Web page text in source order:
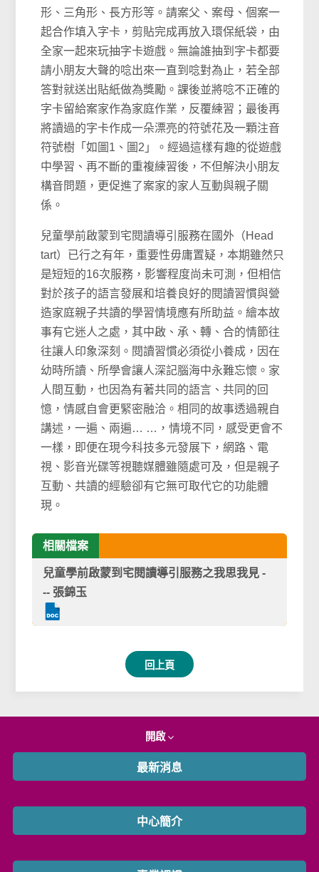
形、三角形、長方形等。請案父、案母、個案一
起合作填入字卡，剪貼完成再放入環保紙袋，由
全家一起來玩抽字卡遊戲。無論誰抽到字卡都要
請小朋友大聲的唸出來一直到唸對為止，若全部
答對就送出貼紙做為獎勵。課後並將唸不正確的
字卡留給案家作為家庭作業，反覆練習；最後再
將讀過的字卡作成一朵漂亮的符號花及一顆注音
符號樹「如圖1、圖2」。經過這樣有趣的從遊戲
中學習、再不斷的重複練習後，不但解決小朋友
構音問題，更促進了案家的家人互動與親子關
係。
兒童學前啟蒙到宅閱讀導引服務在國外（Head
tart）已行之有年，重要性毋庸置疑，本期雖然只
是短短的16次服務，影響程度尚未可測，但相信
對於孩子的語言發展和培養良好的閱讀習慣與營
造家庭親子共讀的學習情境應有所助益。繪本故
事有它迷人之處，其中啟、承、轉、合的情節往
往讓人印象深刻。閱讀習慣必須從小養成，因在
幼時所讀、所學會讓人深記腦海中永難忘懷。家
人間互動，也因為有著共同的語言、共同的回
憶，情感自會更緊密融洽。相同的故事透過親自
講述，一遍、兩遍… …，情境不同，感受更會不
一樣，即便在現今科技多元發展下，網路、電
視、影音光碟等視聽媒體雖隨處可及，但是親子
互動、共讀的經驗卻有它無可取代它的功能體
現。
相關檔案
兒童學前啟蒙到宅閱讀導引服務之我思我見 -
-- 張錦玉
回上頁
開啟
最新消息
中心簡介